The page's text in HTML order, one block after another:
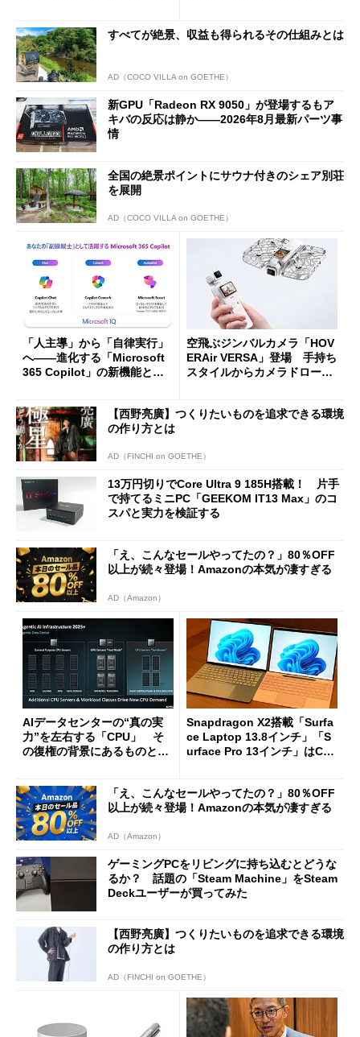
すべてが絶景、収益も得られるその仕組みとは
AD（COCO VILLA on GOETHE）
新GPU「Radeon RX 9050」が登場するもア
キバの反応は静か――2026年8月最新パーツ事
情
全国の絶景ポイントにサウナ付きのシェア別荘
を展開
AD（COCO VILLA on GOETHE）
「人主導」から「自律実行」
へ――進化する「Microsoft
365 Copilot」の新機能とエ
空飛ぶジンバルカメラ「HOV
ERAir VERSA」登場 手持ち
スタイルからカメラドローン
【西野亮廣】つくりたいものを追求できる環境
の作り方とは
AD（FINCHI on GOETHE）
13万円切りでCore Ultra 9 185H搭載！ 片手
で持てるミニPC「GEEKOM IT13 Max」のコ
スパと実力を検証する
「え、こんなセールやってたの？」80％OFF
以上が続々登場！Amazonの本気が凄すぎる
AD（Amazon）
AIデータセンターの“真の実
力”を左右する「CPU」 そ
の復権の背景にあるものと
Snapdragon X2搭載「Surfa
ce Laptop 13.8インチ」「S
urface Pro 13インチ」はCop
た
「え、こんなセールやってたの？」80％OFF
以上が続々登場！Amazonの本気が凄すぎる
AD（Amazon）
ゲーミングPCをリビングに持ち込むとどうな
るか？ 話題の「Steam Machine」をSteam
Deckユーザーが買ってみた
【西野亮廣】つくりたいものを追求できる環境
の作り方とは
AD（FINCHI on GOETHE）